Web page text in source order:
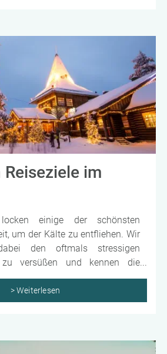
neuer Eindrücke.
Reiseziele im
einige der schönsten
um der Kälte zu entfliehen. Wir
den oftmals stressigen
zu versüßen und kennen die
für eine kurze oder lange Auszeit.
einem sonnigen Badeurlaub
atemberaubenden Fernreise
an besonderen Orten
> Weiterlesen